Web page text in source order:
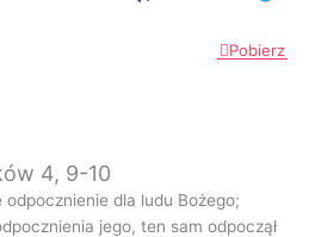
Pobierz
4, 9-10
odpocznienie dla ludu Bożego;
jego, ten sam odpoczął